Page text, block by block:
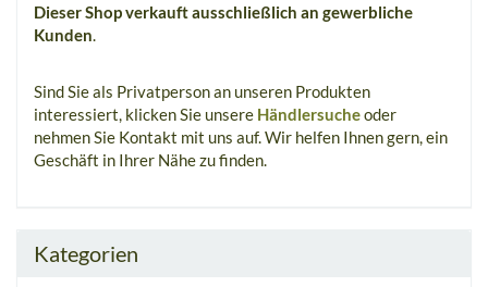
Dieser Shop verkauft ausschließlich an gewerbliche
Kunden.
Sind Sie als Privatperson an unseren Produkten
interessiert, klicken Sie unsere Händlersucheoder
nehmen Sie Kontakt mit uns auf. Wir helfen Ihnen gern, ein
Geschäft in Ihrer Nähe zu finden.
Kategorien